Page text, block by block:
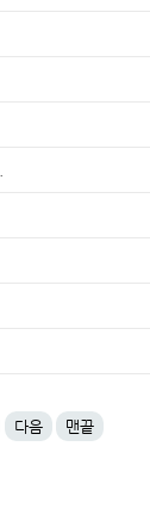
다음 맨끝